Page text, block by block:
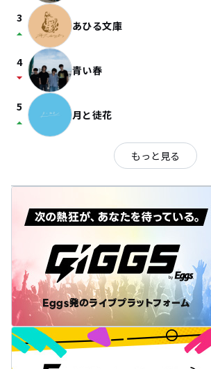
3
arrow_drop_up あひる文庫
4
arrow_drop_down 青い春
5
arrow_drop_up 月と徒花
もっと見る